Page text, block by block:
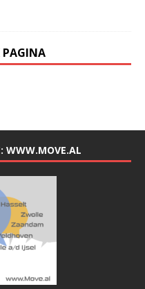
PAGINA
WWW.MOVE.AL